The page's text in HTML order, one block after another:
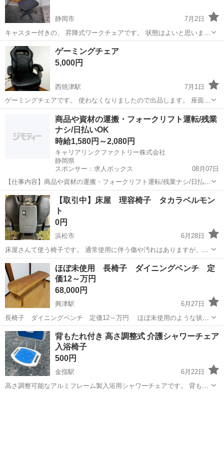
静岡市
7月2日
キャスター付きの、 昇降式ワークチェアです。 状態はよいと思いま
す。 細かいきずはあります。 クリーニングはさせていただきました。
よろしく御検討ください。
静岡 静岡市
ゲーミングチェア
5,000円
西焼津駅
7月1日
ゲーミングチェアです。 使わなくなりましたので出品します。 座面に
座布団を敷いて使っていましたので大きな傷みは無いと思います。 3
枚目の画像の部分に傷みがあります。 小さいクッションはバンド付き
でお好きな場所に取り付ける...
焼津市 西焼津駅 椅子 ゲーミングチェア
商品や資材の運搬・フォークリフト運転/残業
ナシ/日払いOK
時給1,580円～2,080円
キャリアリンクファクトリー株式会社
静岡県
スポンサー：求人ボックス
08月07日
【仕事内容】商品や資材の運搬・フォークリフト運転/残業ナシ/日払い
OK <給与> 時給1580～2080円 <勤務地> 静岡県 焼津市 「社員を企業
に派遣して終わり」ではありません/ 就業中のモチベーション維持やフ
ォロー対応のため...
アルバイト・パート
【取引中】床屋 理容椅子 タカラベルモン
ト
0円
浜松市
6月28日
床屋さんて使う椅子です。 通常使用に伴う傷や汚れはありますが、使
用に問題は無いと思います。重たい物なので運び出して持って行って
くださる方に無料で差し上げます。
静岡 浜松市 椅子
ほぼ未使用 長椅子 ダイニングベンチ 定
価12～万円
68,000円
興津駅
6月27日
長椅子 ダイニングベンチ 定価12～万円 ほぼ未使用のような状態
一枚板から作ったベンチでテレビ台にでもしようかと思っていました
がそのまま玄関に置いてました。かばんくらいは置いてますが程度は
ほぼ未使用です。20...
静岡 静岡市 興津駅 椅子 ベンチ
背もたれ付き 高さ調整式 介護シャワーチェア
入浴椅子
500円
金指駅
6月22日
高さ調整可能なアルミフレーム製入浴用シャワーチェアです。 背もた